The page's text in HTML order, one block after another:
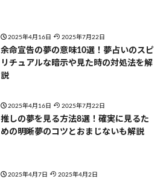
2025年4月16日 2025年7月22日
余命宣告の夢の意味10選！夢占いのスピ
リチュアルな暗示や見た時の対処法を解
説
2025年4月16日 2025年7月22日
推しの夢を見る方法8選！確実に見るた
めの明晰夢のコツとおまじないも解説
2025年4月7日 2025年4月2日